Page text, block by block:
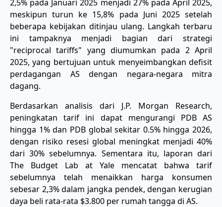
2,5% pada Januari 2025 menjadi 27% pada April 2025,
meskipun turun ke 15,8% pada Juni 2025 setelah
beberapa kebijakan ditinjau ulang. Langkah terbaru
ini tampaknya menjadi bagian dari strategi
"reciprocal tariffs" yang diumumkan pada 2 April
2025, yang bertujuan untuk menyeimbangkan defisit
perdagangan AS dengan negara-negara mitra
dagang.
Berdasarkan analisis dari J.P. Morgan Research,
peningkatan tarif ini dapat mengurangi PDB AS
hingga 1% dan PDB global sekitar 0.5% hingga 2026,
dengan risiko resesi global meningkat menjadi 40%
dari 30% sebelumnya. Sementara itu, laporan dari
The Budget Lab at Yale mencatat bahwa tarif
sebelumnya telah menaikkan harga konsumen
sebesar 2,3% dalam jangka pendek, dengan kerugian
daya beli rata-rata $3.800 per rumah tangga di AS.